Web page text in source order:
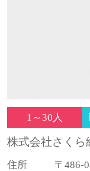
1～30人
株式会社さくら
住所
〒486-